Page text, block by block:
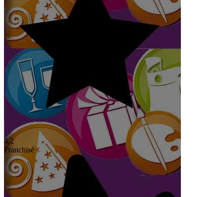
4,2
Franchisé